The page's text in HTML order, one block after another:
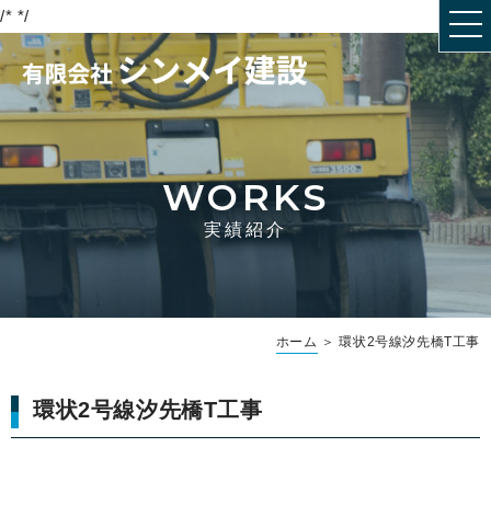
/* */
WORKS
実績紹介
ホーム ＞ 環状2号線汐先橋T工事
環状2号線汐先橋T工事